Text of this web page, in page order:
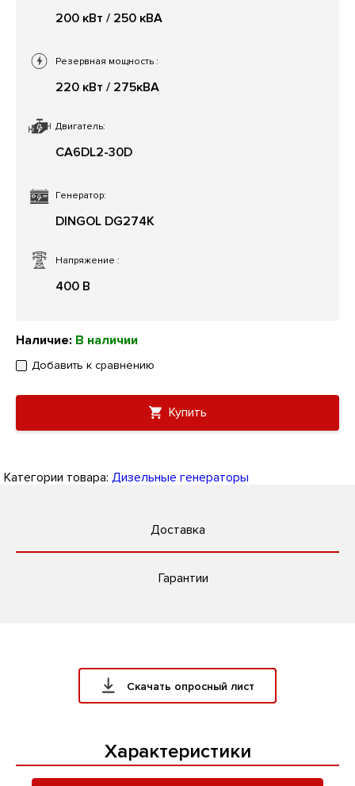
200 кВт / 250 кВА
Двигатель:
CA6DL2-30D
Напряжение :
400 В
Резервная мощность :
220 кВт / 275кВА
Генератор:
DINGOL DG274K
Наличие: В наличии
Добавить к сравнению
Купить
Категории товара: Дизельные генераторы
Доставка
Гарантии
Скачать опросный лист
Характеристики